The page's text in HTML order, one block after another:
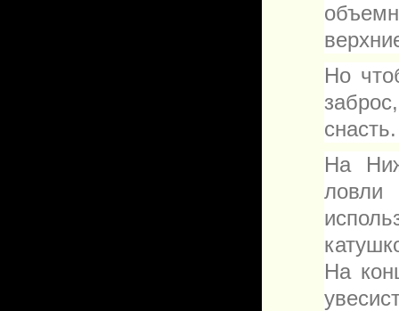
Но
снасть.
На
На